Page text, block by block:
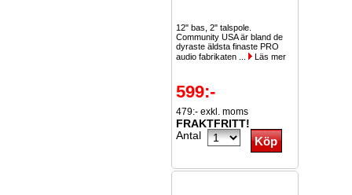
12" bas, 2" talspole.
Community USA är bland de
dyraste äldsta finaste PRO
audio fabrikaten ...
Läs mer
599:-
479:- exkl. moms
FRAKTFRITT!
Antal